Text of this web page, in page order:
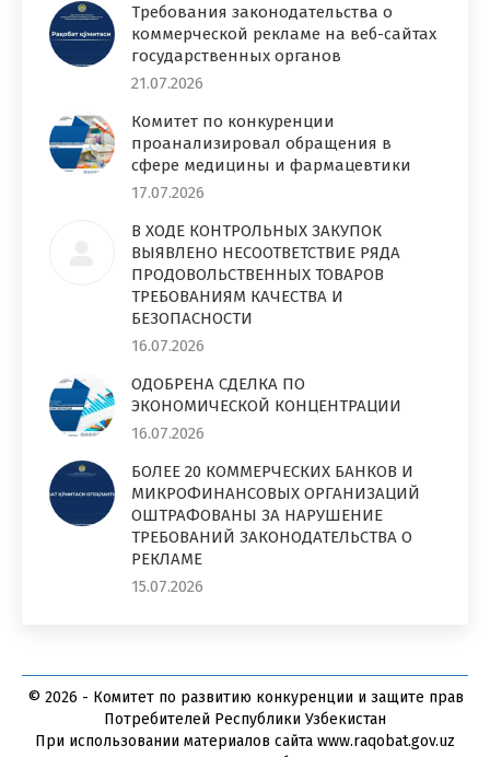
Требования законодательства о
коммерческой рекламе на веб-сайтах
государственных органов
21.07.2026
Комитет по конкуренции
проанализировал обращения в
сфере медицины и фармацевтики
17.07.2026
В ХОДЕ КОНТРОЛЬНЫХ ЗАКУПОК
ВЫЯВЛЕНО НЕСООТВЕТСТВИЕ РЯДА
ПРОДОВОЛЬСТВЕННЫХ ТОВАРОВ
ТРЕБОВАНИЯМ КАЧЕСТВА И
БЕЗОПАСНОСТИ
16.07.2026
ОДОБРЕНА СДЕЛКА ПО
ЭКОНОМИЧЕСКОЙ КОНЦЕНТРАЦИИ
16.07.2026
БОЛЕЕ 20 КОММЕРЧЕСКИХ БАНКОВ И
МИКРОФИНАНСОВЫХ ОРГАНИЗАЦИЙ
ОШТРАФОВАНЫ ЗА НАРУШЕНИЕ
ТРЕБОВАНИЙ ЗАКОНОДАТЕЛЬСТВА О
РЕКЛАМЕ
15.07.2026
© 2026 - Комитет по развитию конкуренции и защите прав
Потребителей Республики Узбекистан
При использовании материалов сайта www.raqobat.gov.uz